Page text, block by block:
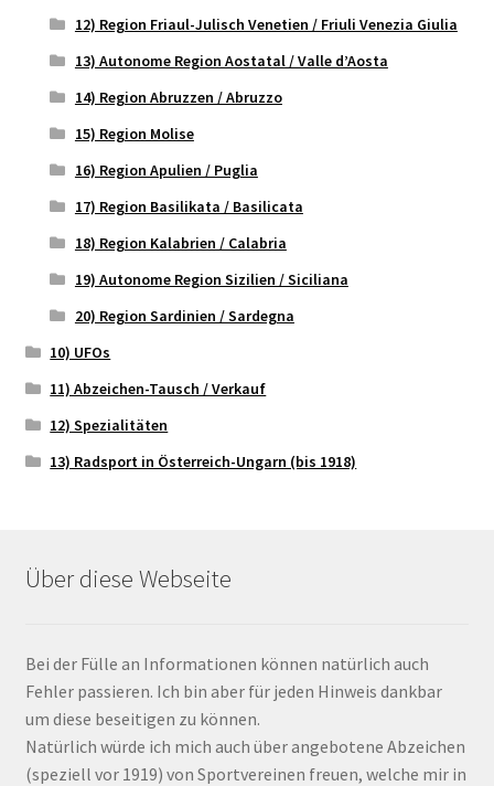
12) Region Friaul-Julisch Venetien / Friuli Venezia Giulia
13) Autonome Region Aostatal / Valle d’Aosta
14) Region Abruzzen / Abruzzo
15) Region Molise
16) Region Apulien / Puglia
17) Region Basilikata / Basilicata
18) Region Kalabrien / Calabria
19) Autonome Region Sizilien / Siciliana
20) Region Sardinien / Sardegna
10) UFOs
11) Abzeichen-Tausch / Verkauf
12) Spezialitäten
13) Radsport in Österreich-Ungarn (bis 1918)
Über diese Webseite
Bei der Fülle an Informationen können natürlich auch
Fehler passieren. Ich bin aber für jeden Hinweis dankbar
um diese beseitigen zu können.
Natürlich würde ich mich auch über angebotene Abzeichen
(speziell vor 1919) von Sportvereinen freuen, welche mir in